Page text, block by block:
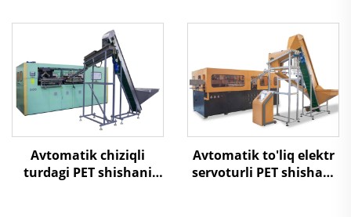
Avtomatik chiziqli
turdagi PET shishani
Avtomatik to'liq elektr
servoturli PET shishani